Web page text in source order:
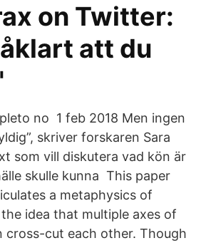
on Twitter:
att du
no 1 feb 2018 Men ingen
skriver forskaren Sara
som vill diskutera vad kön är
skulle kunna This paper
a metaphysics of
idea that multiple axes of
cross-cut each other. Though